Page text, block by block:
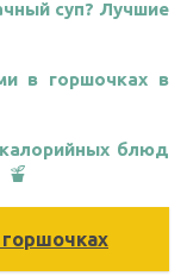
суп? Лучшие
в горшочках в
блюд